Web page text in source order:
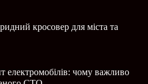
кросовер для міста та
електромобілів: чому важливо